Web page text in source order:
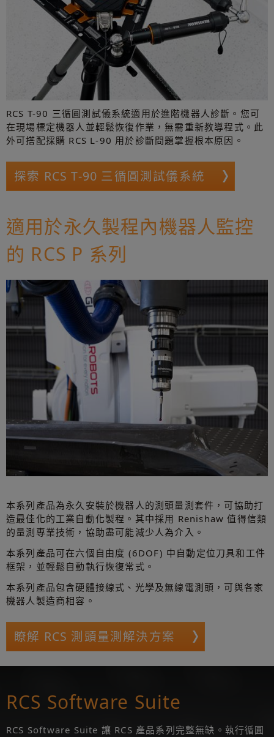
RCS T-90 三循圓測試儀系統適用於進階機器人診斷。您可
在現場標定機器人並輕鬆恢復作業，無需重新教導程式。此
外可搭配採購 RCS L-90 用於診斷問題掌握根本原因。
探索 RCS T-90 三循圓測試儀系統
適用於永久製程內機器人監控
的 RCS P 系列
本系列產品為永久安裝於機器人的測頭量測套件，可協助打
造最佳化的工業自動化製程。其中採用 Renishaw 值得信類
的量測專業技術，協助盡可能減少人為介入。
本系列產品可在六個自由度 (6DOF) 中自動定位刀具和工件
框架，並輕鬆自動執行恢復常式。
本系列產品包含硬體接線式、光學及無線電測頭，可與各家
機器人製造商相容。
瞭解 RCS 測頭量測解決方案
RCS Software Suite
RCS Software Suite 讓 RCS 產品系列完整無缺。執行循圓